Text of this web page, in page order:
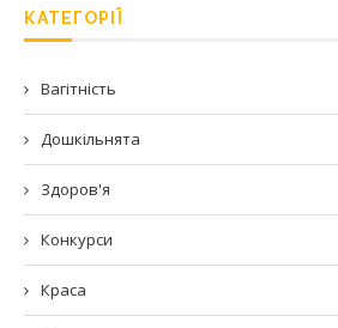
КАТЕГОРІЇ
Вагітність
Дошкільнята
Здоров'я
Конкурси
Краса